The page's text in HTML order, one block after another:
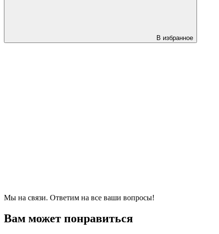
В избранное
Мы на связи. Ответим на все ваши вопросы!
Вам может понравиться